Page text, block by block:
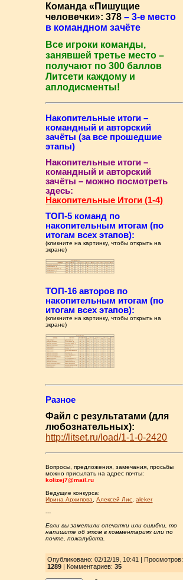
Команда «Пишущие
человечки»: 378 – 3-е место
в командном зачёте
Все игроки команды,
занявшей третье место –
получают по 300 баллов
Литсети каждому и
аплодисменты!
Накопительные итоги –
командный и авторский
зачёты (за все прошедшие
этапы)
Накопительные итоги –
командный и авторский
зачёты – можно посмотреть
здесь:
Накопительные Итоги (1-4)
ТОП-5 команд по
накопительным итогам (по
итогам всех этапов):
(кликните на картинку, чтобы открыть на
экране)
ТОП-16 авторов по
накопительным итогам (по
итогам всех этапов):
(кликните на картинку, чтобы открыть на
экране)
Разное
Файл с результатами (для
любознательных):
http://litset.ru/load/1-1-0-2420
Вопросы, предложения, замечания, просьбы
можно присылать на адрес почты:
kolizej7@mail.ru
Ведущие конкурса:
Ирина Архипова
,Алексей Лис ,aleker
---
Если вы заметили опечатки или ошибки, то
напишите об этом в комментариях или по
почте, пожалуйста.
Опубликовано: 02/12/19, 10:41 | Просмотров:
1289| Комментариев: 35